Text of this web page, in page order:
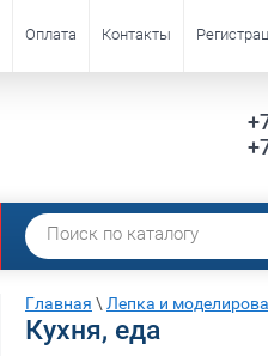
Оплата Контакты
Главная \ Лепка и
Кухня, еда